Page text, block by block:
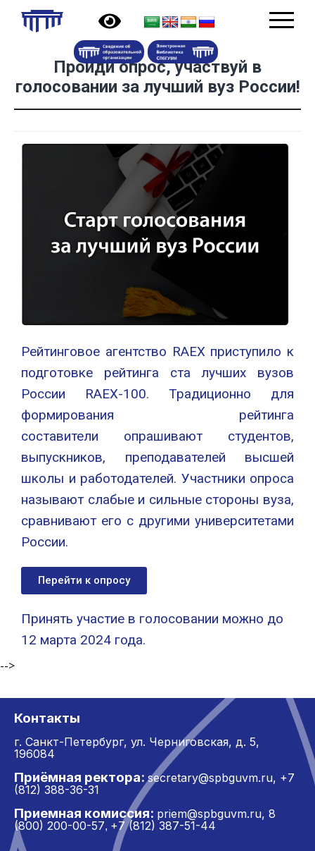
Пройди опрос, участвуй в
голосовании за лучший вуз России!
Рейтинговое агентство RAEX приступило к
подготовке рейтинга ста лучших вузов
России RAEX-100. Традиционно для
формирования рейтинга
составители опрашивают студентов,
выпускников, преподавателей высшей
школы и работодателей. Участники опроса
называют слабые и сильные стороны вуза,
сравнивают его с другими университетами
России.
Перейти к опросу
Принять участие в голосовании можно до
12 марта 2024 года.
-->
Контакты
г. Санкт-Петербург, ул. Черниговская, д. 5,
196084
Приёмная ректора: secretary@spbguvm.ru, +7
(812) 388-36-31
Приемная комиссия: priem@spbguvm.ru, 8
(800) 200-00-57, +7 (812) 387-51-44